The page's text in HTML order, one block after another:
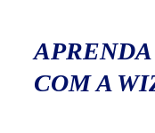
COM A